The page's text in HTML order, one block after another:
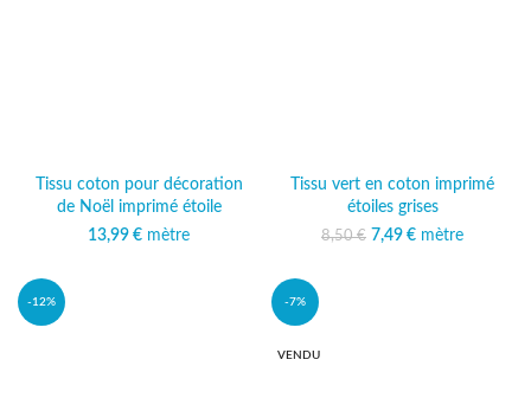
Tissu coton pour décoration
de Noël imprimé étoile
13,99 € mètre
Tissu vert en coton imprimé
étoiles grises
8,50€ Le prix initial était :
7,49 € Le prix actuel
mètre
-12% -7%
VENDU